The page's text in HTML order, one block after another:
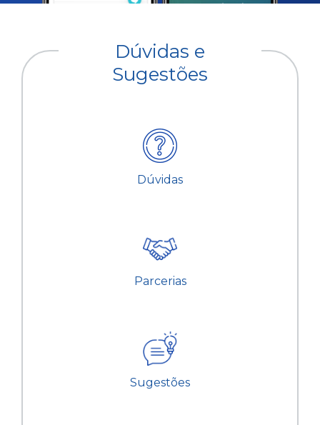
Dúvidas e
Sugestões
Dúvidas
Parcerias
Sugestões